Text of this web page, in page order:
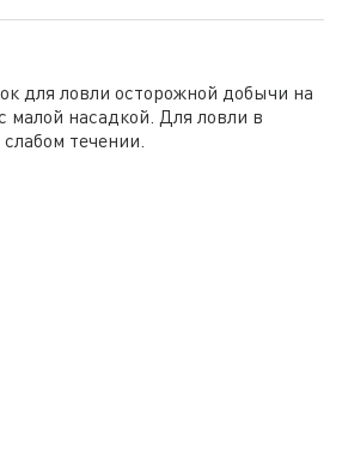
для ловли осторожной добычи на
малой насадкой. Для ловли в
течении.